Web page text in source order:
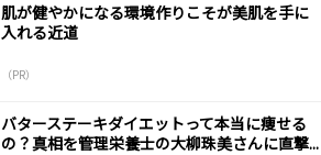
肌が健やかになる環境作りこそが美肌を手に
入れる近道
（PR）
バターステーキダイエットって本当に痩せる
の？真相を管理栄養士の大柳珠美さんに直撃...